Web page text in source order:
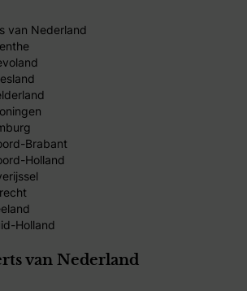
van Nederland
Brabant
Holland
Holland
van Nederland